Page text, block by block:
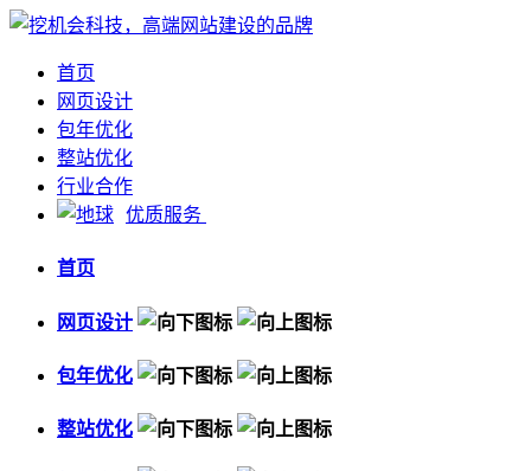
首页
网页设计
包年优化
整站优化
行业合作
优质服务
首页
网页设计
包年优化
整站优化